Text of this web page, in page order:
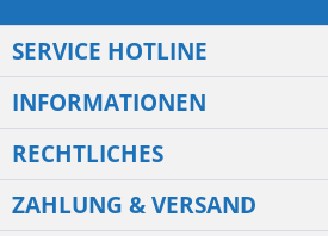
SERVICE HOTLINE
INFORMATIONEN
RECHTLICHES
ZAHLUNG & VERSAND